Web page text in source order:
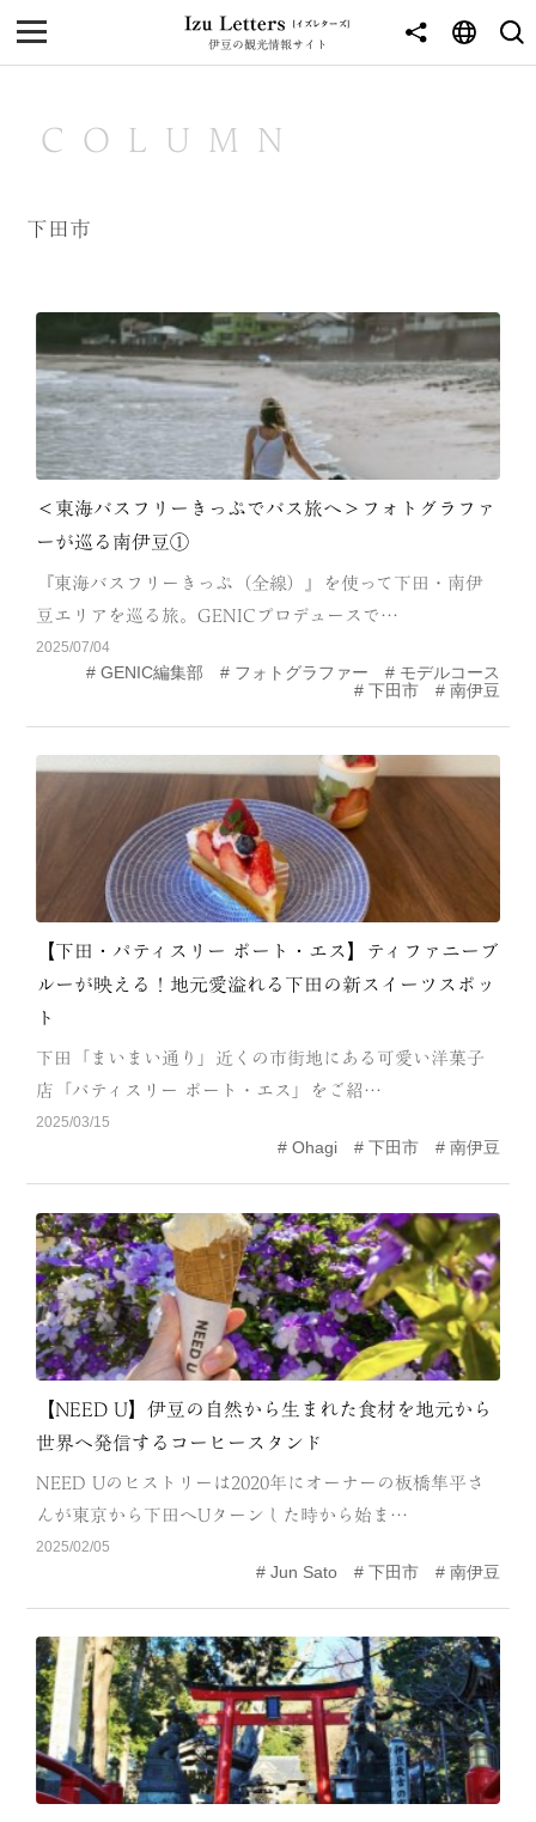
伊豆の観光情報サイト
MENU
NEWS
JOURNEY
南伊豆
北伊豆
中伊豆
CATEGORY
海 岬
花
町並み 観光施設
動物と触れ合える場所 カフェ・スイーツ
食
体験 宿
ABOUT
MODEL COURSE
ACCESS
COLUMN
LINK
COLUMN
下田市
＜東海バスフリーきっぷでバス旅へ＞フォトグラファ
ーが巡る南伊豆①
『東海バスフリーきっぷ（全線）』を使って下田・南伊
豆エリアを巡る旅。GENICプロデュースで…
2025/07/04
GENIC編集部 フォトグラファー
モデルコース
下田市
南伊豆
【下田・パティスリー ポート・エス】ティファニーブ
ルーが映える！地元愛溢れる下田の新スイーツスポッ
ト
下田「まいまい通り」近くの市街地にある可愛い洋菓子
店「パティスリー ポート・エス」をご紹…
2025/03/15
Ohagi 下田市 南伊豆
【NEED U】伊豆の自然から生まれた食材を地元から
世界へ発信するコーヒースタンド
NEED Uのヒストリーは2020年にオーナーの板橋隼平さ
んが東京から下田へUターンした時から始ま…
2025/02/05
Jun Sato 下田市 南伊豆